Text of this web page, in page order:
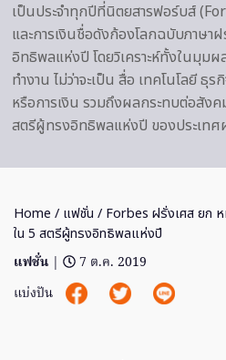
เป็นประจำทุกปีที่นิตยสารฟอร์บส์
และการเงินชื่อดังก้องโลกฉบับภาษา
อิทธิพลแห่งปี โดยวิเคราะห์ทั้งในมุมผ
ทำงาน ไม่ว่าจะเป็น สื่อ เทคโนโลยี ธุ
หรือการเงิน รวมถึงผลกระทบต่อสัง
สตรีผู้ทรงอิทธิพลแห่งปี ของประเทศ
Home / แฟชั่น / Forbes ฝรั่งเศส ยก ห
ใน 5 สตรีผู้ทรงอิทธิพลแห่งปี
แฟชั่น |
7 ต.ค. 2019
แบ่งปัน